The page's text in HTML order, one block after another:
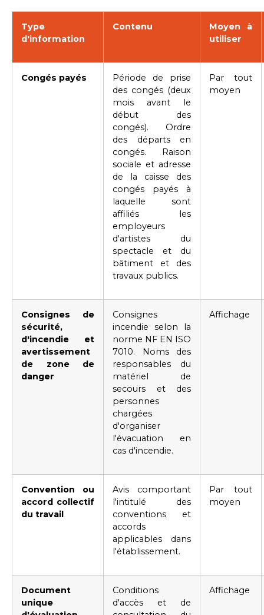
Type
d'information
Contenu
Moyen à
utiliser
Congés payés
Période de prise
des congés (deux
mois avant le
début des
congés). Ordre
des départs en
congés. Raison
sociale et adresse
de la caisse des
congés payés à
laquelle sont
affiliés les
employeurs
d'artistes du
spectacle et du
bâtiment et des
travaux publics.
Par tout
moyen
Consignes de
sécurité,
d'incendie et
avertissement
de zone de
danger
Consignes
incendie selon la
norme NF EN ISO
7010. Noms des
responsables du
matériel de
secours et des
personnes
chargées
d'organiser
l'évacuation en
cas d'incendie.
Affichage
Convention ou
accord collectif
du travail
Avis comportant
l'intitulé des
conventions et
accords
applicables dans
l'établissement.
Par tout
moyen
Document
unique
Conditions
d'accès et de
Affichage